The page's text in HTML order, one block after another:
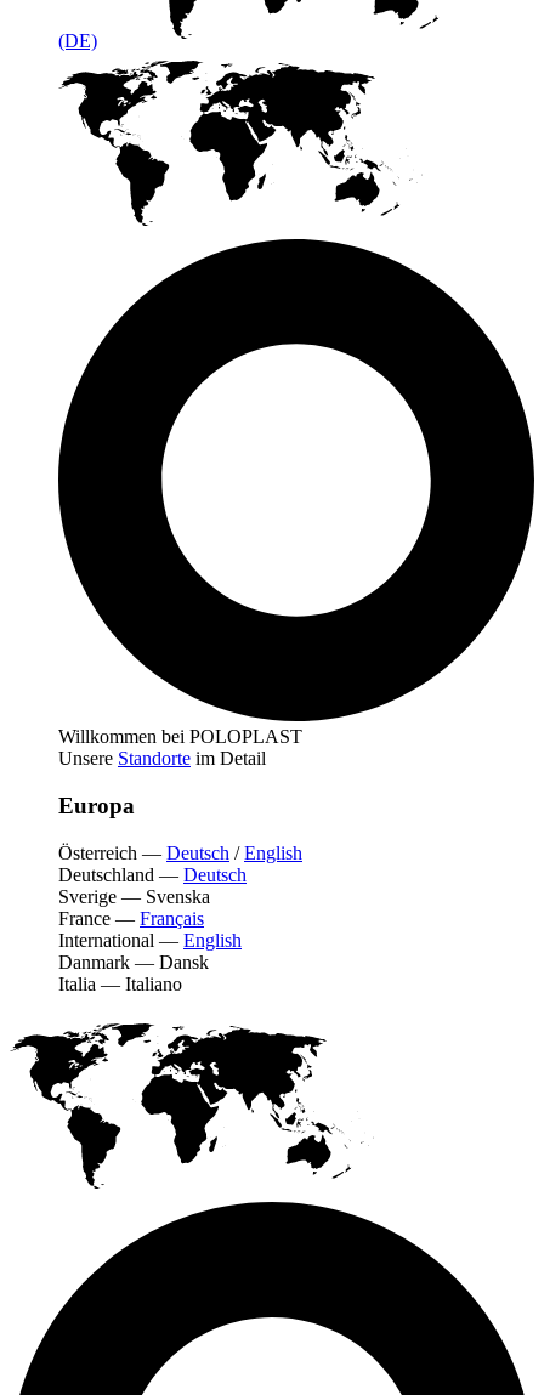
(DE)
Willkommen bei POLOPLAST
Unsere Standorte im Detail
Europa
Österreich — Deutsch /English
Deutschland — Deutsch
Sverige — Svenska
France — Français
International — English
Danmark — Dansk
Italia — Italiano